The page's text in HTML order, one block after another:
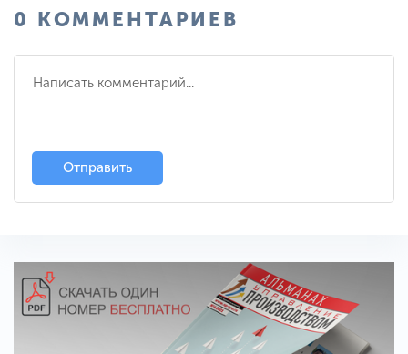
0 КОММЕНТАРИЕВ
Отправить